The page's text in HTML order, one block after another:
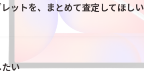
ットを、まとめて査定してほしい
い